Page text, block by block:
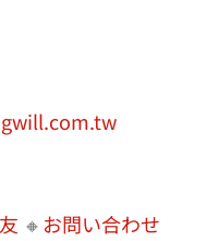
🔸 お問い合わせ